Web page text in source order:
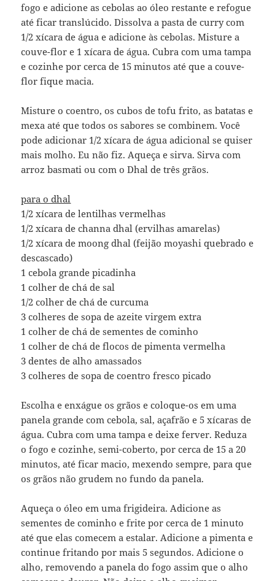
fogo e adicione as cebolas ao óleo restante e refogue
até ficar translúcido. Dissolva a pasta de curry com
1/2 xícara de água e adicione às cebolas. Misture a
couve-flor e 1 xícara de água. Cubra com uma tampa
e cozinhe por cerca de 15 minutos até que a couve-
flor fique macia.
Misture o coentro, os cubos de tofu frito, as batatas e
mexa até que todos os sabores se combinem. Você
pode adicionar 1/2 xícara de água adicional se quiser
mais molho. Eu não fiz. Aqueça e sirva. Sirva com
arroz basmati ou com o Dhal de três grãos.
para o dhal
1/2 xícara de lentilhas vermelhas
1/2 xícara de channa dhal (ervilhas amarelas)
1/2 xícara de moong dhal (feijão moyashi quebrado e
descascado)
1 cebola grande picadinha
1 colher de chá de sal
1/2 colher de chá de curcuma
3 colheres de sopa de azeite virgem extra
1 colher de chá de sementes de cominho
1 colher de chá de flocos de pimenta vermelha
3 dentes de alho amassados
3 colheres de sopa de coentro fresco picado
Escolha e enxágue os grãos e coloque-os em uma
panela grande com cebola, sal, açafrão e 5 xícaras de
água. Cubra com uma tampa e deixe ferver. Reduza
o fogo e cozinhe, semi-coberto, por cerca de 15 a 20
minutos, até ficar macio, mexendo sempre, para que
os grãos não grudem no fundo da panela.
Aqueça o óleo em uma frigideira. Adicione as
sementes de cominho e frite por cerca de 1 minuto
até que elas comecem a estalar. Adicione a pimenta e
continue fritando por mais 5 segundos. Adicione o
alho, removendo a panela do fogo assim que o alho